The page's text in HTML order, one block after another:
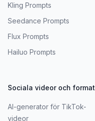
Kling Prompts
Seedance Prompts
Flux Prompts
Hailuo Prompts
Sociala videor och format
AI-generator för TikTok-
videor